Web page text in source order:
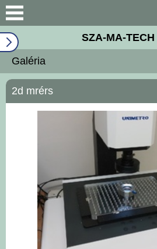
Bemutatkozás
Wind system
Géppark
ISO 9001
Elérhetőségek
SZA-MA-TECH
Galéria
2d mrérs